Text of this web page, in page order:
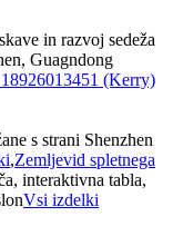
in razvoj sedeža
Guagndong
(Kerry)
s strani Shenzhen
,Zemljevid spletnega
interaktivna tabla,
Vsi izdelki